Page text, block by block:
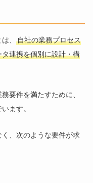
は、自社の業務プロセス
連携を個別に設計・構
要件を満たすために、
ます。
、次のような要件が求